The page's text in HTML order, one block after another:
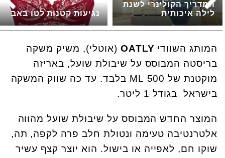
נגיעות קטנות לטו באב
המדריך הקולינרי לשנת
לילה איכותית
המותג השוודי OATLY (אוטלי), משיק משקה
בריסטה המבוסס על שיבולת שועל, באריזה
מוקטנת של 500 ML בלבד. עד כה שווק המשקה
בישראל בגודל 1 ליטר.
המוצר החדש המבוסס על שיבולת שועל מהווה
אלטרנטיבה טעימה ונטולת חלב פרה לקפה, תה,
שוקו חם, לאפייה או בישול. הוא יוצר קצף עשיר